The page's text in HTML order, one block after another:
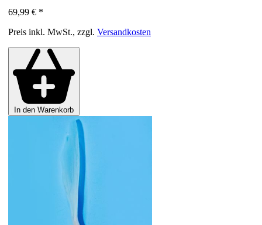
69,99 € *
Preis inkl. MwSt., zzgl. Versandkosten
In den Warenkorb